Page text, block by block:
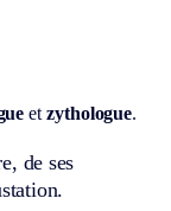
etzythologue.
de ses